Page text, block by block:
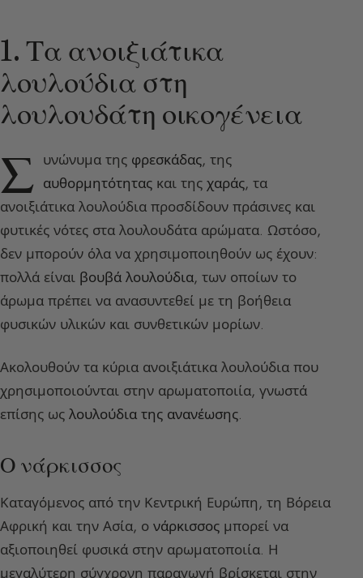
1. Τα ανοιξιάτικα
λουλούδια στη
λουλουδάτη οικογένεια
Σ υνώνυμα της φρεσκάδας, της
αυθορμητότηταςκαι της χαράς, τα
ανοιξιάτικα λουλούδια προσδίδουν πράσινες και
φυτικές νότες στα λουλουδάτα αρώματα. Ωστόσο,
δεν μπορούν όλα να χρησιμοποιηθούν ως έχουν:
πολλά είναι βουβά λουλούδια, των οποίων το
άρωμα πρέπει να ανασυντεθεί με τη βοήθεια
φυσικών υλικών και συνθετικών μορίων.
Ακολουθούν τα κύρια ανοιξιάτικα λουλούδια που
χρησιμοποιούνται στην αρωματοποιία, γνωστά
επίσης ως λουλούδια της ανανέωσης.
Ο νάρκισσος
Καταγόμενος από την Κεντρική Ευρώπη, τη Βόρεια
Αφρική και την Ασία, ο νάρκισσος μπορεί να
αξιοποιηθεί φυσικά στην αρωματοποιία. Η
μεγαλύτερη σύγχρονη παραγωγή βρίσκεται στην